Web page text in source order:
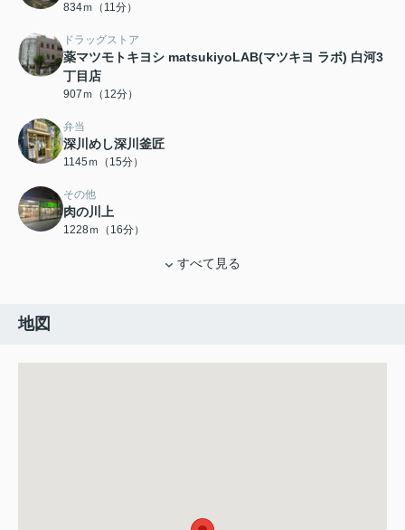
834ｍ（11分）
ドラッグストア
薬マツモトキヨシ matsukiyoLAB(マツキヨ ラボ) 白河3
丁目店
907ｍ（12分）
弁当
深川めし深川釜匠
1145ｍ（15分）
その他
肉の川上
1228ｍ（16分）
すべて見る
地図